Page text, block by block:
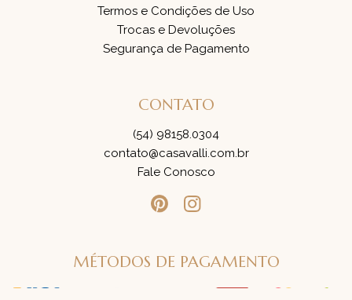
Termos e Condições de Uso
Trocas e Devoluções
Segurança de Pagamento
CONTATO
(54) 98158.0304
contato@casavalli.com.br
Fale Conosco
MÉTODOS DE PAGAMENTO